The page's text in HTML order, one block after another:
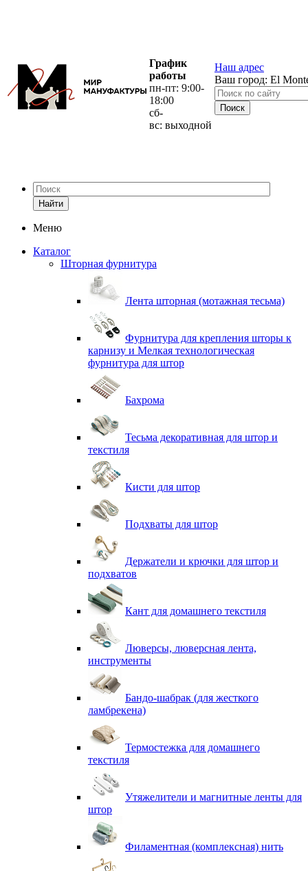
График
работы
пн-пт: 9:00-
18:00
сб-
вс: выходной
Наш адрес
Ваш город: El
Найти
Меню
Каталог
Шторная фурнитура
Лента шторная (мотажная тесьма)
Фурнитура для крепления шторы к
карнизу и Мелкая технологическая
фурнитура для штор
Бахрома
Тесьма декоративная для штор и
текстиля
Кисти для штор
Подхваты для штор
Держатели и крючки для штор и
подхватов
Кант для домашнего текстиля
Люверсы, люверсная лента,
инструменты
Бандо-шабрак (для жесткого
ламбрекена)
Термостежка для домашнего
текстиля
Утяжелители и магнитные ленты для
штор
Филаментная (комплексная) нить